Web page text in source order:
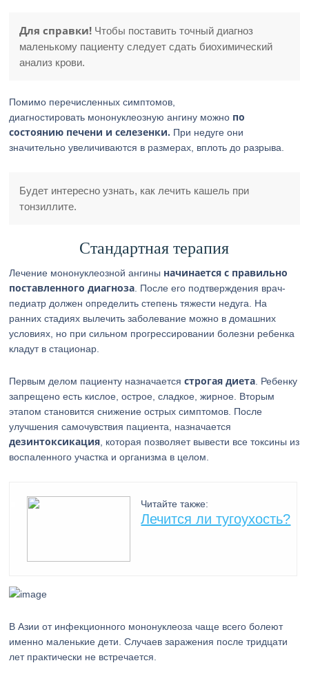
Для справки! Чтобы поставить точный диагноз
маленькому пациенту следует сдать биохимический
анализ крови.
Помимо перечисленных симптомов,
диагностировать мононуклеозную ангину можно по
состоянию печени и селезенки. При недуге они
значительно увеличиваются в размерах, вплоть до разрыва.
Будет интересно узнать, как лечить кашель при
тонзиллите.
Стандартная терапия
Лечение мононуклеозной ангины начинается с правильно
поставленного диагноза . После его подтверждения врач-
педиатр должен определить степень тяжести недуга. На
ранних стадиях вылечить заболевание можно в домашних
условиях, но при сильном прогрессировании болезни ребенка
кладут в стационар.
Первым делом пациенту назначаетсястрогая диета . Ребенку
запрещено есть кислое, острое, сладкое, жирное. Вторым
этапом становится снижение острых симптомов. После
улучшения самочувствия пациента, назначается
дезинтоксикация , которая позволяет вывести все токсины из
воспаленного участка и организма в целом.
Читайте также:
Лечится ли тугоухость?
В Азии от инфекционного мононуклеоза чаще всего болеют
именно маленькие дети. Случаев заражения после тридцати
лет практически не встречается.